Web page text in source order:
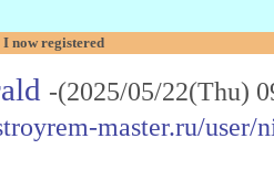
now registered
-(2025/05/22(Thu)
master.ru/user/